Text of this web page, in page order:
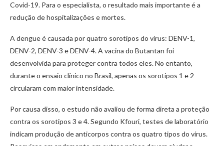
Covid-19. Para o especialista, o resultado mais importante é a
redução de hospitalizações e mortes.
A dengue é causada por quatro sorotipos do vírus: DENV-1,
DENV-2, DENV-3 e DENV-4. A vacina do Butantan foi
desenvolvida para proteger contra todos eles. No entanto,
durante o ensaio clínico no Brasil, apenas os sorotipos 1 e 2
circularam com maior intensidade.
Por causa disso, o estudo não avaliou de forma direta a proteção
contra os sorotipos 3 e 4. Segundo Kfouri, testes de laboratório
indicam produção de anticorpos contra os quatro tipos do vírus.